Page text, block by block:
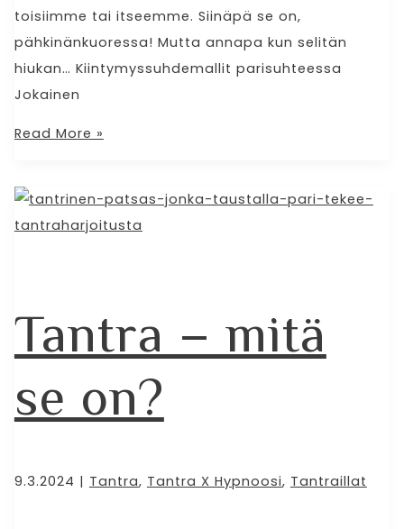
toisiimme tai itseemme. Siinäpä se on,
pähkinänkuoressa! Mutta annapa kun selitän
hiukan… Kiintymyssuhdemallit parisuhteessa
Jokainen
Read More »
Tantra – mitä
se on?
9.3.2024 | Tantra, Tantra X Hypnoosi, Tantraillat